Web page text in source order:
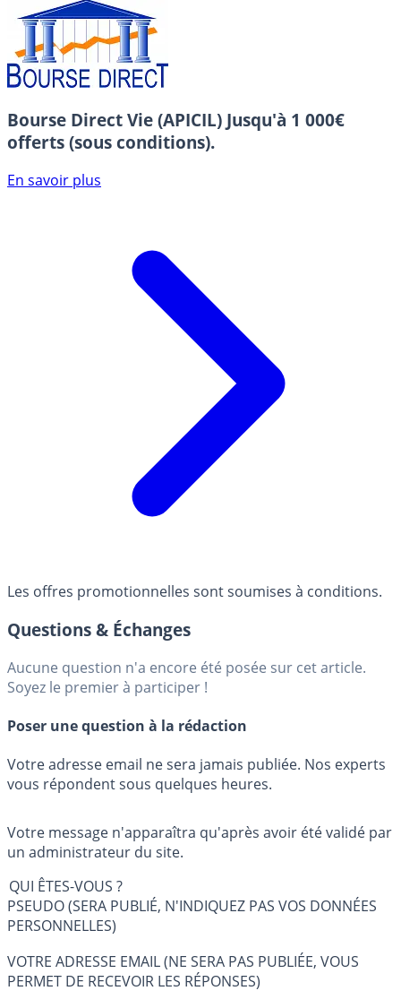
Bourse Direct Vie (APICIL) Jusqu'à 1 000€
offerts (sous conditions).
En savoir plus
Les offres promotionnelles sont soumises à conditions.
Questions & Échanges
Aucune question n'a encore été posée sur cet article.
Soyez le premier à participer !
Poser une question à la rédaction
Votre adresse email ne sera jamais publiée. Nos experts
vous répondent sous quelques heures.
Votre message n'apparaîtra qu'après avoir été validé par
un administrateur du site.
QUI ÊTES-VOUS ?
PSEUDO (SERA PUBLIÉ, N'INDIQUEZ PAS VOS DONNÉES
PERSONNELLES)
VOTRE ADRESSE EMAIL (NE SERA PAS PUBLIÉE, VOUS
PERMET DE RECEVOIR LES RÉPONSES)